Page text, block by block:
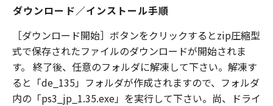
製品を記録する媒体、およびその後に作成され
著作権を含む一切の知的財産権および所有権を
保持します。
甲およびCanon Production Printing
Netherlands B.V.は、乙に対し本ソフトウエア
製品に対するいかなる権利も譲渡しません。
ダウンロード／インストール手順
［ダウンロード開始］ボタンをクリックするとzip圧縮型
式で保存されたファイルのダウンロードが開始されま
す。 終了後、任意のフォルダに解凍して下さい。解凍す
ると「de_135」フォルダが作成されますので、フォルダ
内の「ps3_jp_1.35.exe」を実行して下さい。尚、ドライ